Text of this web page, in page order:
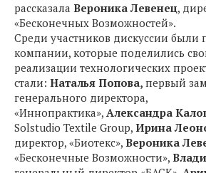
рассказала Вероника Левенец,
«Бесконечных Возможностей».
Среди участников дискуссии были
компании, которые поделились
реализации технологических
стали: Наталья Попова, первый
генерального директора,
«Иннопрактика», Александра
Solstudio Textile Group, Ирина
директор, «Биотекс», Вероника
«Бесконечные Возможности»,